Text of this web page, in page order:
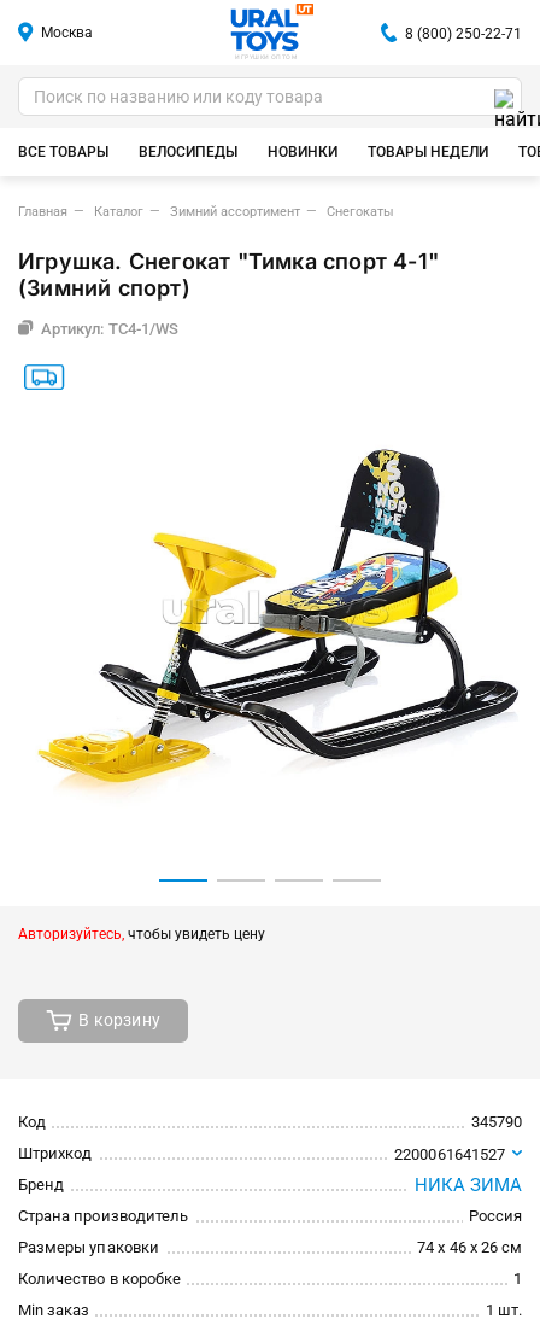
Москва
ИГРУШКИ ОПТОМ
8 (800) 250-22-71
ВСЕ ТОВАРЫ ВЕЛОСИПЕДЫ НОВИНКИ ТОВАРЫ НЕДЕЛИ
Главная Каталог Зимний ассортимент Снегокаты
Игрушка. Снегокат "Тимка спорт 4-1"
(Зимний спорт)
Артикул: ТС4-1/WS
Авторизуйтесь, чтобы увидеть цену
В корзину
Код
345790
Штрихкод
2200061641527
Бренд
НИКА ЗИМА
Страна производитель
Россия
Размеры упаковки
74 x 46 x 26 см
Количество в коробке
1
Min заказ
1 шт.